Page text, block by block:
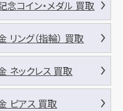
念コイン・メダル 買取
リング（指輪） 買取
ネックレス 買取
ピアス 買取